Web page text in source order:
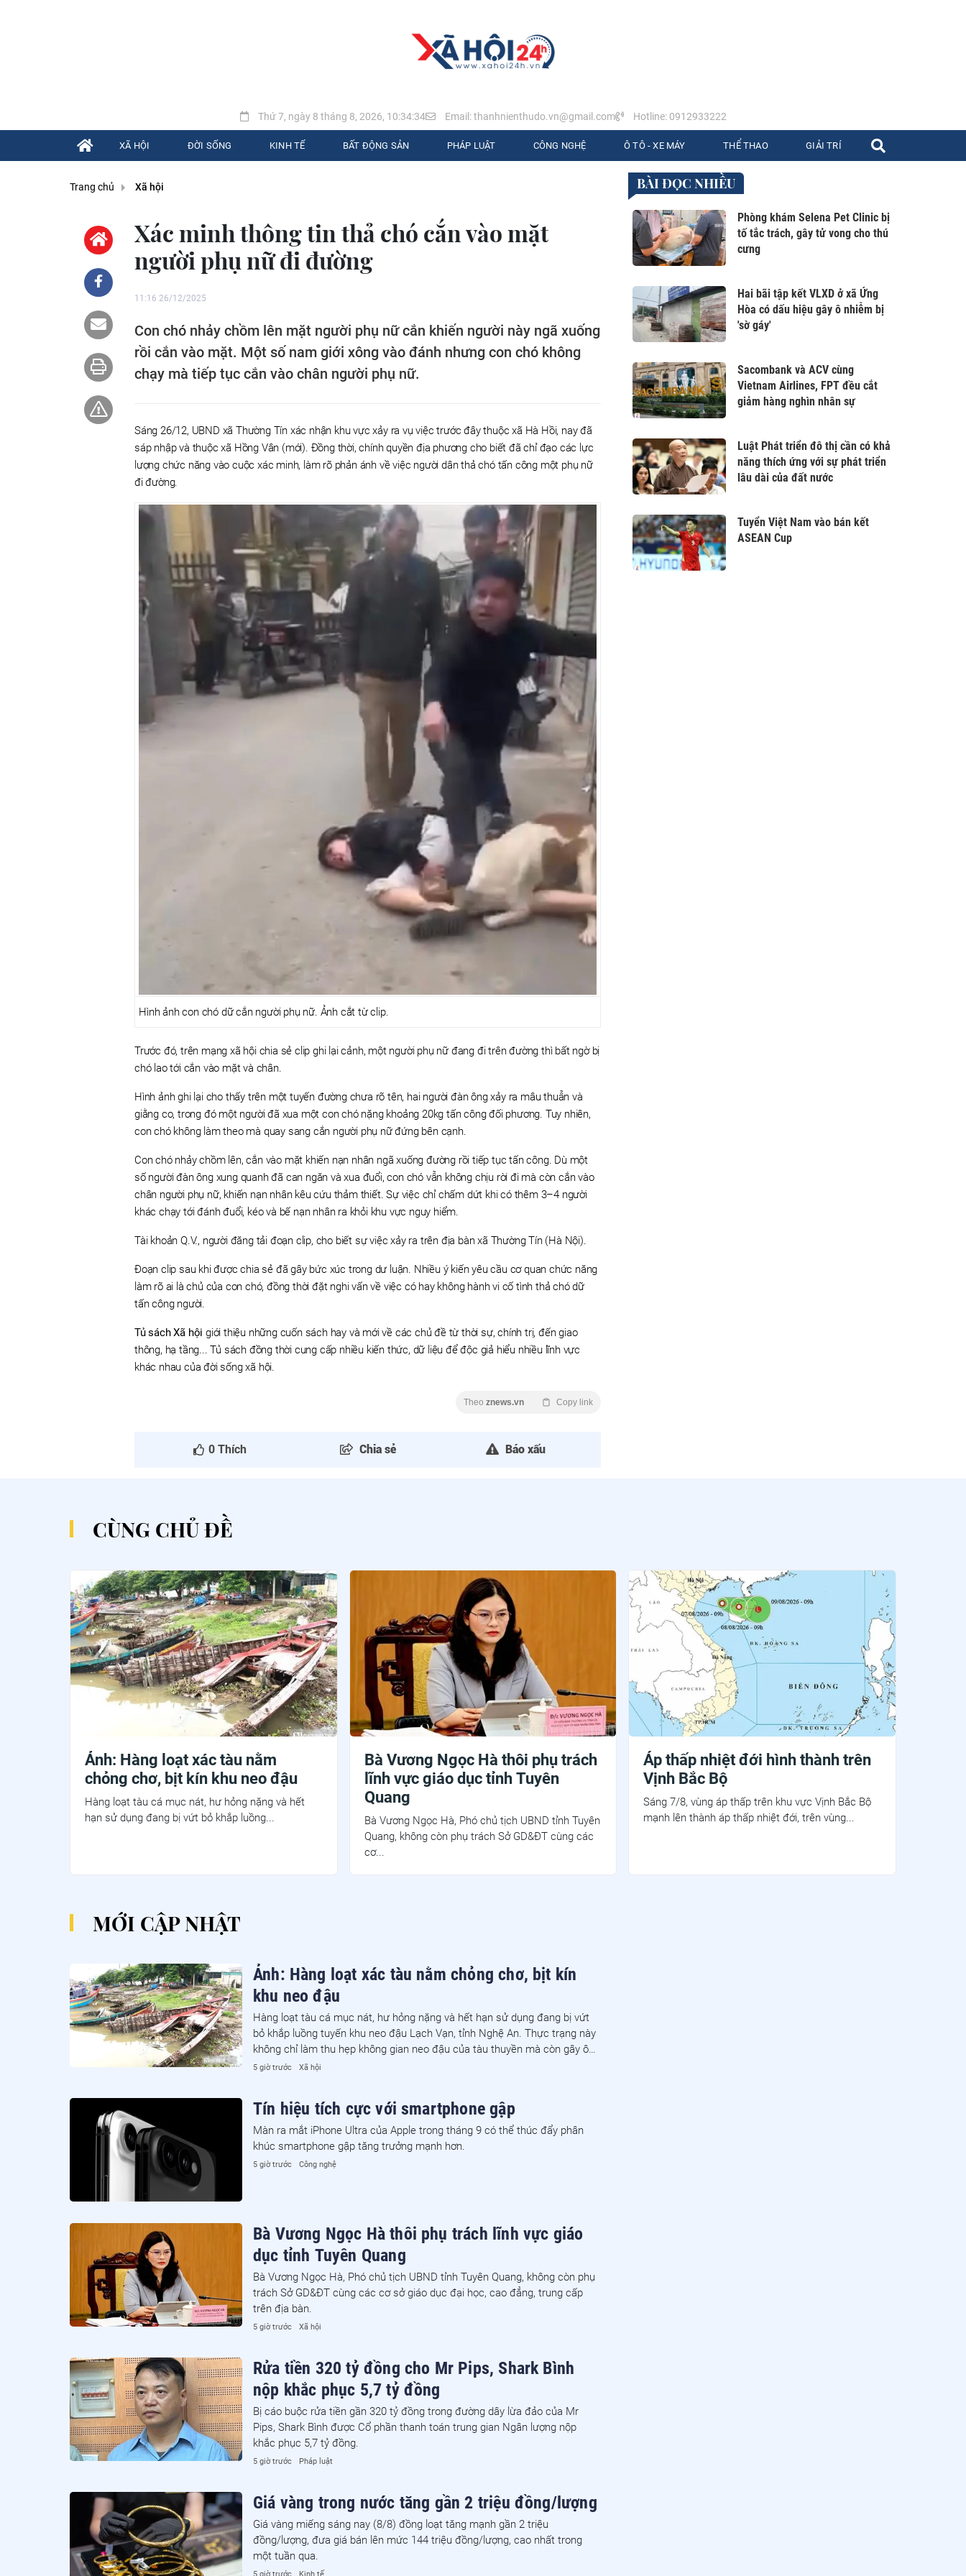
Thứ 7, ngày 8 tháng 8, 2026, 10:34:35 Email: thanhnienthudo.vn@gmail.com Hotline: 0912933222
XÃ HỘI ĐỜI SỐNG KINH TẾ BẤT ĐỘNG SẢN PHÁP LUẬT CÔNG NGHỆ Ô TÔ - XE MÁY THỂ THAO GIẢI TRÍ
Trang chủ Xã hội
Xác minh thông tin thả chó cắn vào mặt
người phụ nữ đi đường
11:16 26/12/2025
Con chó nhảy chồm lên mặt người phụ nữ cắn khiến người này ngã xuống
rồi cắn vào mặt. Một số nam giới xông vào đánh nhưng con chó không
chạy mà tiếp tục cắn vào chân người phụ nữ.
Sáng 26/12, UBND xã Thường Tín xác nhận khu vực xảy ra vụ việc trước đây thuộc xã Hà Hồi, nay đã
sáp nhập và thuộc xã Hồng Vân (mới). Đồng thời, chính quyền địa phương cho biết đã chỉ đạo các lực
lượng chức năng vào cuộc xác minh, làm rõ phản ánh về việc người dân thả chó tấn công một phụ nữ
đi đường.
Hình ảnh con chó dữ cắn người phụ nữ. Ảnh cắt từ clip.
Trước đó, trên mạng xã hội chia sẻ clip ghi lại cảnh, một người phụ nữ đang đi trên đường thì bất ngờ bị
chó lao tới cắn vào mặt và chân.
Hình ảnh ghi lại cho thấy trên một tuyến đường chưa rõ tên, hai người đàn ông xảy ra mâu thuẫn và
giằng co, trong đó một người đã xua một con chó nặng khoảng 20kg tấn công đối phương. Tuy nhiên,
con chó không làm theo mà quay sang cắn người phụ nữ đứng bên cạnh.
Con chó nhảy chồm lên, cắn vào mặt khiến nạn nhân ngã xuống đường rồi tiếp tục tấn công. Dù một
số người đàn ông xung quanh đã can ngăn và xua đuổi, con chó vẫn không chịu rời đi mà còn cắn vào
chân người phụ nữ, khiến nạn nhân kêu cứu thảm thiết. Sự việc chỉ chấm dứt khi có thêm 3–4 người
khác chạy tới đánh đuổi, kéo và bế nạn nhân ra khỏi khu vực nguy hiểm.
Tài khoản Q.V., người đăng tải đoạn clip, cho biết sự việc xảy ra trên địa bàn xã Thường Tín (Hà Nội).
Đoạn clip sau khi được chia sẻ đã gây bức xúc trong dư luận. Nhiều ý kiến yêu cầu cơ quan chức năng
làm rõ ai là chủ của con chó, đồng thời đặt nghi vấn về việc có hay không hành vi cố tình thả chó dữ
tấn công người.
Tủ sách Xã hội giới thiệu những cuốn sách hay và mới về các chủ đề từ thời sự, chính trị, đến giao
thông, hạ tầng... Tủ sách đồng thời cung cấp nhiều kiến thức, dữ liệu để độc giả hiểu nhiều lĩnh vực
khác nhau của đời sống xã hội.
Theoznews.vn Copy link
0Thích Chia sẻ Báo xấu
BÀI ĐỌC NHIỀU
Phòng khám Selena Pet Clinic bị
tố tắc trách, gây tử vong cho thú
cưng
Hai bãi tập kết VLXD ở xã Ứng
Hòa có dấu hiệu gây ô nhiễm bị
'sờ gáy'
Sacombank và ACV cùng
Vietnam Airlines, FPT đều cắt
giảm hàng nghìn nhân sự
Luật Phát triển đô thị cần có khả
năng thích ứng với sự phát triển
lâu dài của đất nước
Tuyển Việt Nam vào bán kết
ASEAN Cup
CÙNG CHỦ ĐỀ
Ảnh: Hàng loạt xác tàu nằm
chỏng chơ, bịt kín khu neo đậu
Hàng loạt tàu cá mục nát, hư hỏng nặng và hết
hạn sử dụng đang bị vứt bỏ khắp luồng...
Bà Vương Ngọc Hà thôi phụ trách
lĩnh vực giáo dục tỉnh Tuyên
Quang
Bà Vương Ngọc Hà, Phó chủ tịch UBND tỉnh Tuyên
Quang, không còn phụ trách Sở GD&ĐT cùng các
cơ...
Áp thấp nhiệt đới hình thành trên
Vịnh Bắc Bộ
Sáng 7/8, vùng áp thấp trên khu vực Vịnh Bắc Bộ
mạnh lên thành áp thấp nhiệt đới, trên vùng...
MỚI CẬP NHẬT
Ảnh: Hàng loạt xác tàu nằm chỏng chơ, bịt kín
khu neo đậu
Hàng loạt tàu cá mục nát, hư hỏng nặng và hết hạn sử dụng đang bị vứt
bỏ khắp luồng tuyến khu neo đậu Lạch Vạn, tỉnh Nghệ An. Thực trạng này
không chỉ làm thu hẹp không gian neo đậu của tàu thuyền mà còn gây ô
nhiễm môi trường và tiềm ẩn nguy cơ tai nạn giao thông đường thủy.
5 giờ trước Xã hội
Tín hiệu tích cực với smartphone gập
Màn ra mắt iPhone Ultra của Apple trong tháng 9 có thể thúc đẩy phân
khúc smartphone gập tăng trưởng mạnh hơn.
5 giờ trước Công nghệ
Bà Vương Ngọc Hà thôi phụ trách lĩnh vực giáo
dục tỉnh Tuyên Quang
Bà Vương Ngọc Hà, Phó chủ tịch UBND tỉnh Tuyên Quang, không còn phụ
trách Sở GD&ĐT cùng các cơ sở giáo dục đại học, cao đẳng, trung cấp
trên địa bàn.
5 giờ trước Xã hội
Rửa tiền 320 tỷ đồng cho Mr Pips, Shark Bình
nộp khắc phục 5,7 tỷ đồng
Bị cáo buộc rửa tiền gần 320 tỷ đồng trong đường dây lừa đảo của Mr
Pips, Shark Bình được Cổ phần thanh toán trung gian Ngân lượng nộp
khắc phục 5,7 tỷ đồng.
5 giờ trước Pháp luật
Giá vàng trong nước tăng gần 2 triệu đồng/lượng
Giá vàng miếng sáng nay (8/8) đồng loạt tăng mạnh gần 2 triệu
đồng/lượng, đưa giá bán lên mức 144 triệu đồng/lượng, cao nhất trong
một tuần qua.